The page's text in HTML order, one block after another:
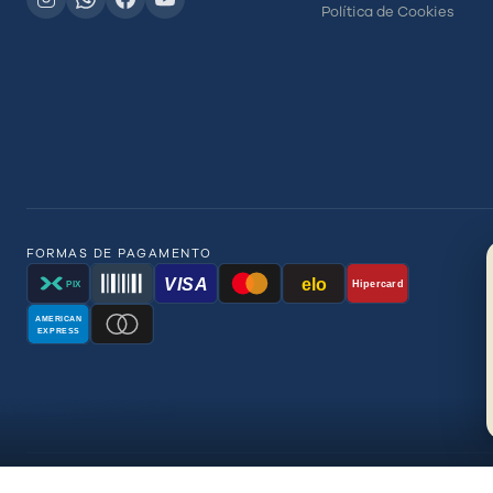
Política de Cookies
FORMAS DE PAGAMENTO
PIX VISA elo Hipercard
AMERICAN
EXPRESS